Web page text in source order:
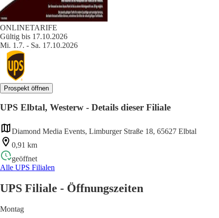
ONLINETARIFE
Gültig bis 17.10.2026
Mi. 1.7. - Sa. 17.10.2026
Prospekt öffnen
UPS Elbtal, Westerw - Details dieser Filiale
Diamond Media Events, Limburger Straße 18, 65627 Elbtal
0,91 km
geöffnet
Alle UPS Filialen
UPS Filiale - Öffnungszeiten
Montag